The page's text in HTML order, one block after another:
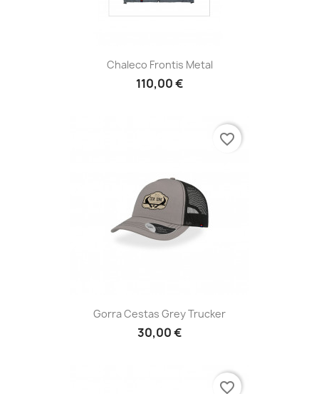
Chaleco Frontis Metal
110,00 €
Gorra Cestas Grey Trucker
30,00 €
favorite_border
favorite_border